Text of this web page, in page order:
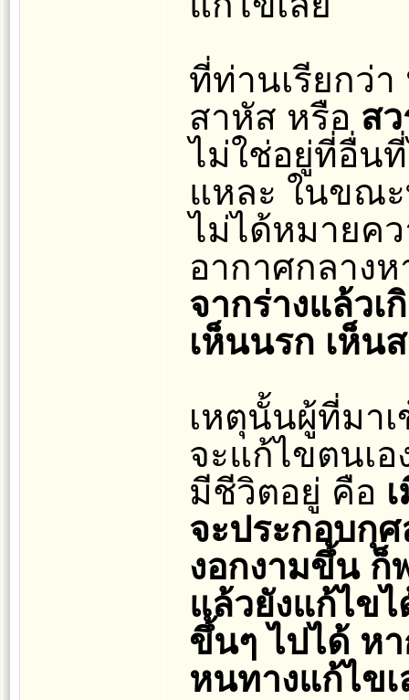
ที่ท่านเรียกว่า
สาหัส หรือ ส
ไม่ใช่อยู่ที่อื่น
แหละ ในขณ
ไม่ได้หมายค
อากาศกลาง
จากร่างแล้ว
เห็นนรก เห็น
เหตุนั้นผู้ที่มา
จะแก้ไขตนเ
มีชีวิตอยู่ คือ
จะประกอบกุ
งอกงามขึ้น ก็
แล้วยังแก้ไข
ขึ้นๆ ไปได้ ห
หนทางแก้ไขเ